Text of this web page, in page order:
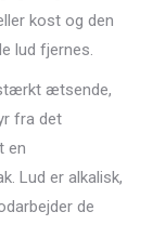
kost og den
lud fjernes.
ætsende,
fra det
en
Lud er alkalisk,
de